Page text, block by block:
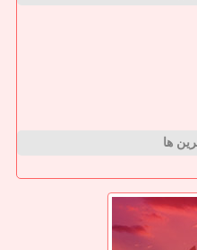
ها